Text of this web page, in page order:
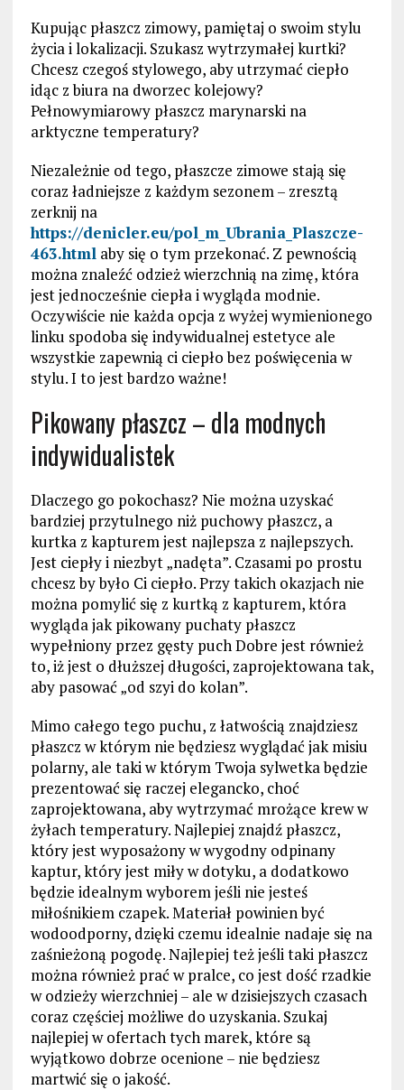
Kupując płaszcz zimowy, pamiętaj o swoim stylu
życia i lokalizacji. Szukasz wytrzymałej kurtki?
Chcesz czegoś stylowego, aby utrzymać ciepło
idąc z biura na dworzec kolejowy?
Pełnowymiarowy płaszcz marynarski na
arktyczne temperatury?
Niezależnie od tego, płaszcze zimowe stają się
coraz ładniejsze z każdym sezonem – zresztą
zerknij na
https://denicler.eu/pol_m_Ubrania_Plaszcze-
463.htmlaby się o tym przekonać. Z pewnością
można znaleźć odzież wierzchnią na zimę, która
jest jednocześnie ciepła i wygląda modnie.
Oczywiście nie każda opcja z wyżej wymienionego
linku spodoba się indywidualnej estetyce ale
wszystkie zapewnią ci ciepło bez poświęcenia w
stylu. I to jest bardzo ważne!
Pikowany płaszcz – dla modnych
indywidualistek
Dlaczego go pokochasz? Nie można uzyskać
bardziej przytulnego niż puchowy płaszcz, a
kurtka z kapturem jest najlepsza z najlepszych.
Jest ciepły i niezbyt „nadęta”. Czasami po prostu
chcesz by było Ci ciepło. Przy takich okazjach nie
można pomylić się z kurtką z kapturem, która
wygląda jak pikowany puchaty płaszcz
wypełniony przez gęsty puch Dobre jest również
to, iż jest o dłuższej długości, zaprojektowana tak,
aby pasować „od szyi do kolan”.
Mimo całego tego puchu, z łatwością znajdziesz
płaszcz w którym nie będziesz wyglądać jak misiu
polarny, ale taki w którym Twoja sylwetka będzie
prezentować się raczej elegancko, choć
zaprojektowana, aby wytrzymać mrożące krew w
żyłach temperatury. Najlepiej znajdź płaszcz,
który jest wyposażony w wygodny odpinany
kaptur, który jest miły w dotyku, a dodatkowo
będzie idealnym wyborem jeśli nie jesteś
miłośnikiem czapek. Materiał powinien być
wodoodporny, dzięki czemu idealnie nadaje się na
zaśnieżoną pogodę. Najlepiej też jeśli taki płaszcz
można również prać w pralce, co jest dość rzadkie
w odzieży wierzchniej – ale w dzisiejszych czasach
coraz częściej możliwe do uzyskania. Szukaj
najlepiej w ofertach tych marek, które są
wyjątkowo dobrze ocenione – nie będziesz
martwić się o jakość.